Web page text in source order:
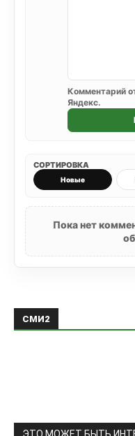
Комментарий
Яндекс.
СОРТИРОВКА
Новые
Пока нет
СМИ2